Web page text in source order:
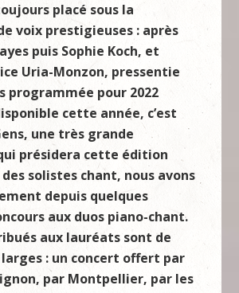
placé sous la
voix prestigieuses : après
puis Sophie Koch, et
Uria-Monzon, pressentie
programmée pour 2022
cette année, c’est
une très grande
présidera cette édition
des solistes chant, nous avons
depuis quelques
aux duos piano-chant.
aux lauréats sont de
larges : un concert offert par
par Montpellier, par les